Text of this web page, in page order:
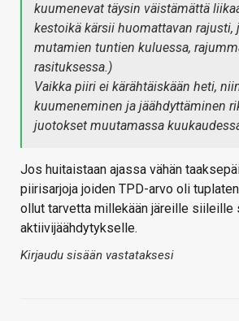
kuumenevat täysin väistämättä
kestoikä kärsii huomattavan
mutamien tuntien kuluessa,
rasituksessa.)
Vaikka piiri ei kärähtäiskään heti,
kuumeneminen ja jäähdyttäminen
juotokset muutamassa
Jos huitaistaan ajassa vähän
piirisarjoja joiden TPD-arvo oli
ollut tarvetta millekään järeille siileille
aktiivijäähdytykselle.
Kirjaudu sisään vastataksesi